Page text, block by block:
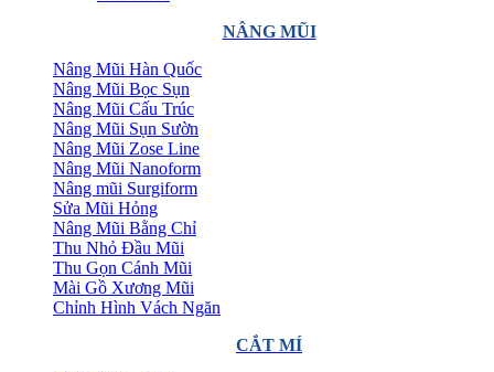
NÂNG MŨI
Nâng Mũi Hàn Quốc
Nâng Mũi Bọc Sụn
Nâng Mũi Cấu Trúc
Nâng Mũi Sụn Sườn
Nâng Mũi Zose Line
Nâng Mũi Nanoform
Nâng mũi Surgiform
Sửa Mũi Hỏng
Nâng Mũi Bằng Chỉ
Thu Nhỏ Đầu Mũi
Thu Gọn Cánh Mũi
Mài Gồ Xương Mũi
Chỉnh Hình Vách Ngăn
CẮT MÍ